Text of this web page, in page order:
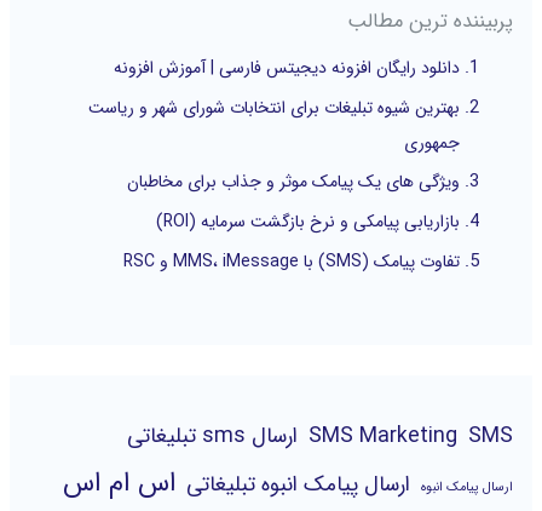
پربیننده ترین مطالب
دانلود رایگان افزونه دیجیتس فارسی | آموزش افزونه
بهترین شیوه تبلیغات برای انتخابات شورای شهر و ریاست
جمهوری
ویژگی های یک پیامک موثر و جذاب برای مخاطبان
بازاریابی پیامکی و نرخ بازگشت سرمایه (ROI)
تفاوت پیامک (SMS) با MMS، iMessage و RSC
SMS
SMS Marketing ارسال sms تبلیغاتی
ارسال پیامک انبوه ارسال پیامک انبوه تبلیغاتی اس ام اس